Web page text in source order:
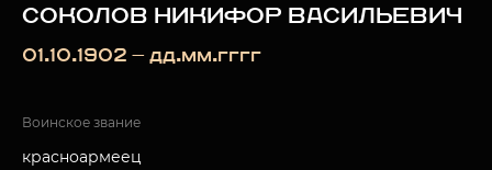
СОКОЛОВ НИКИФОР ВАСИЛЬЕВИЧ
01.10.1902 — дд.мм.гггг
Воинское звание
красноармеец